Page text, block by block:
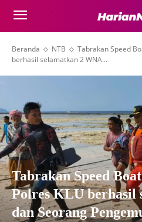
Beranda NTB
Tabrakan Speed
berhasil selamatkan 2 WNA...
Tabrakan Speed
Polres KLU berhasil
dan Seorang